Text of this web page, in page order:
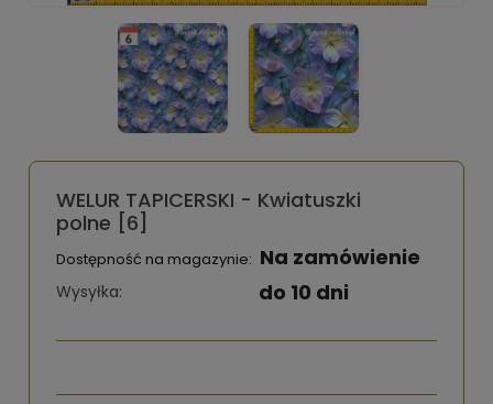
WELUR TAPICERSKI - Kwiatuszki
polne [6]
Dostępność na magazynie: Na zamówienie
Wysyłka: do 10 dni